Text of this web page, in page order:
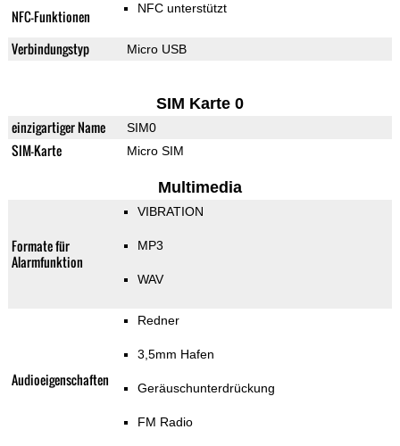
NFC-Funktionen NFC unterstützt
Verbindungstyp Micro USB
SIM Karte 0
einzigartiger Name SIM0
SIM-Karte Micro SIM
Multimedia
Formate für
Alarmfunktion
VIBRATION
MP3
WAV
Audioeigenschaften
Redner
3,5mm Hafen
Geräuschunterdrückung
FM Radio